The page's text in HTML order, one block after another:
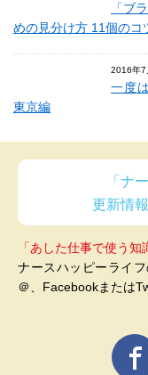
「ブ
めの見分け方 11個のコ
2016年7
一度
東京編
「ナ
更新情
「あした仕事で使う知
ナースハッピーライ
＠、Facebookまたは